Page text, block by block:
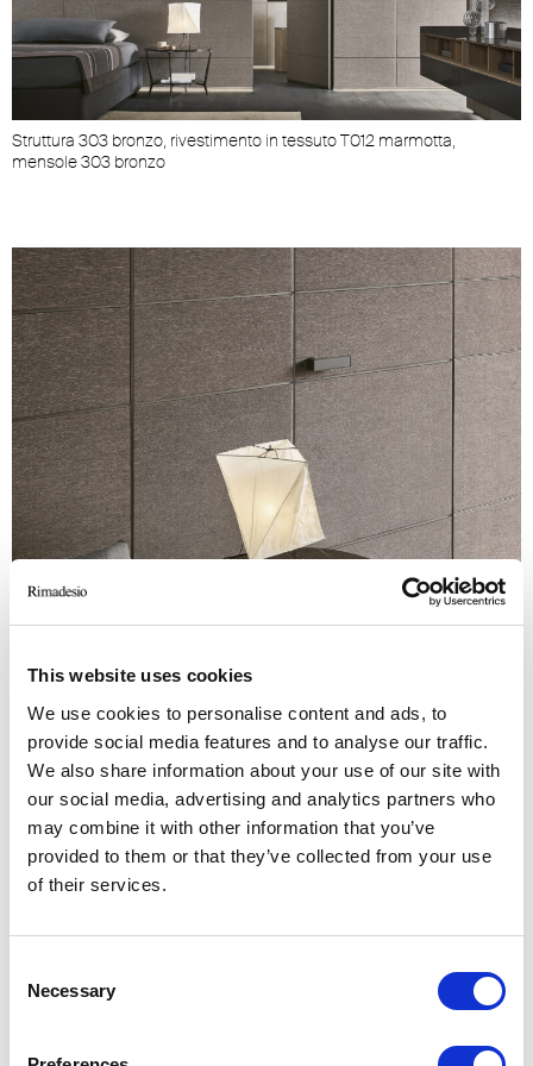
This website uses cookies
We use cookies to personalise content and ads, to
provide social media features and to analyse our traffic.
We also share information about your use of our site with
our social media, advertising and analytics partners who
may combine it with other information that you’ve
provided to them or that they’ve collected from your use
of their services.
Selection
Necessary
Struttura 303 bronzo, rivestimento in tessuto T012 marmotta,
mensole 303 bronzo
Struttura 303 bronzo, rivestimento in tessuto T012 marmotta,
mensole 303 bronzo